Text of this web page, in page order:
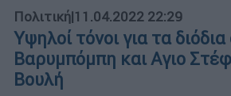
Πολιτική|11.04.2022 22:29
Υψηλοί τόνοι για τα
Βαρυμπόμπη και Αγιο
Βουλή